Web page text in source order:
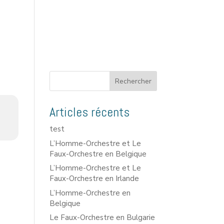
Rechercher
Articles récents
test
L’Homme-Orchestre et Le
Faux-Orchestre en Belgique
L’Homme-Orchestre et Le
Faux-Orchestre en Irlande
L’Homme-Orchestre en
Belgique
Le Faux-Orchestre en Bulgarie